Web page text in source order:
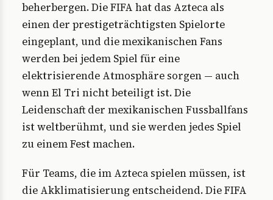
beherbergen. Die FIFA hat das Azteca als
einen der prestigeträchtigsten Spielorte
eingeplant, und die mexikanischen Fans
werden bei jedem Spiel für eine
elektrisierende Atmosphäre sorgen — auch
wenn El Tri nicht beteiligt ist. Die
Leidenschaft der mexikanischen Fussballfans
ist weltberühmt, und sie werden jedes Spiel
zu einem Fest machen.
Für Teams, die im Azteca spielen müssen, ist
die Akklimatisierung entscheidend. Die FIFA